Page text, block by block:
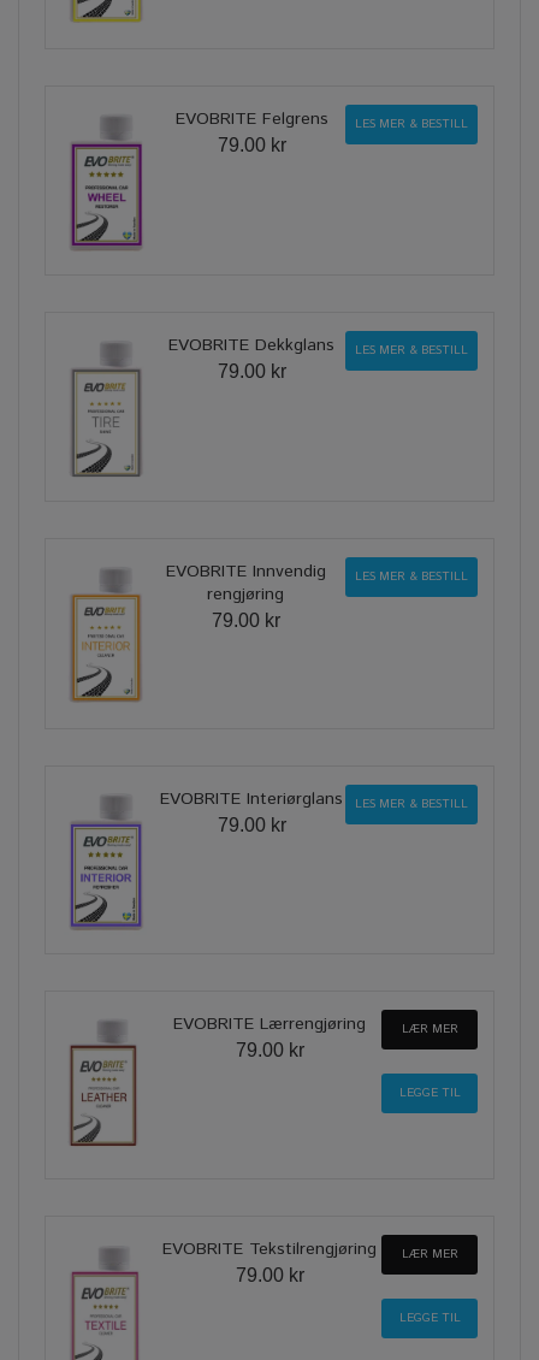
EVOBRITE Felgrens
79.00 kr
LES MER & BESTILL
EVOBRITE Dekkglans
79.00 kr
LES MER & BESTILL
EVOBRITE Innvendig
rengjøring
79.00 kr
LES MER & BESTILL
EVOBRITE Interiørglans
79.00 kr
LES MER & BESTILL
EVOBRITE Lærrengjøring
79.00 kr
LÆR MER
EVOBRITE Tekstilrengjøring
79.00 kr
LÆR MER